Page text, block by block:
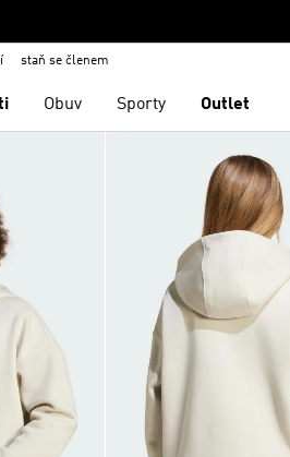
staň se členem
Obuv Sporty Outlet